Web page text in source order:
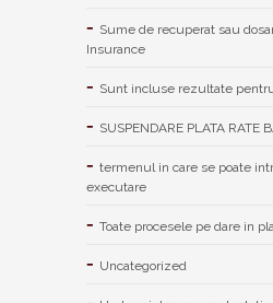
Sume de recuperat sau
Insurance
Sunt incluse rezultate
SUSPENDARE PLATA RATE
termenul in care se poate
executare
Toate procesele pe dare in
Uncategorized